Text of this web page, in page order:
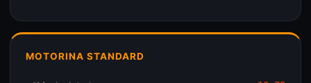
MOTORINA STANDARD